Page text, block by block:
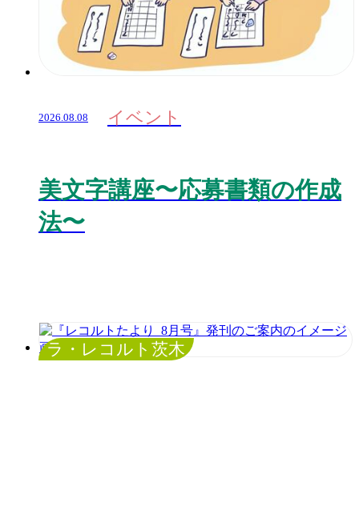
2026.08.08 イベント
美文字講座〜応募書類の作成
法〜
ラ・レコルト茨木